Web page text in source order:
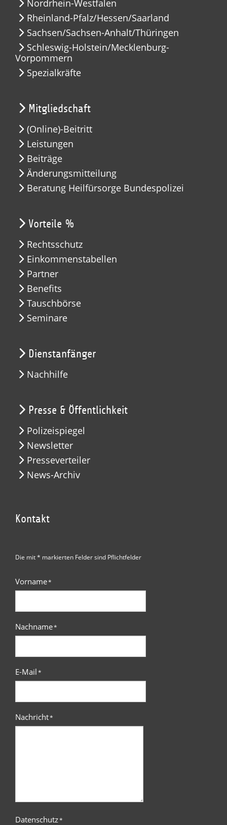
Nordrhein-Westfalen
Rheinland-Pfalz/Hessen/Saarland
Sachsen/Sachsen-Anhalt/Thüringen
Schleswig-Holstein/Mecklenburg-
Vorpommern
Spezialkräfte
Mitgliedschaft
(Online)-Beitritt
Leistungen
Beiträge
Änderungsmitteilung
Beratung Heilfürsorge Bundespolizei
Vorteile %
Rechtsschutz
Einkommenstabellen
Partner
Benefits
Tauschbörse
Seminare
Dienstanfänger
Nachhilfe
Presse & Öffentlichkeit
Polizeispiegel
Newsletter
Presseverteiler
News-Archiv
Kontakt
Die mit * markierten Felder sind Pflichtfelder
Vorname*
Nachname*
E-Mail*
Nachricht*
Datenschutz*